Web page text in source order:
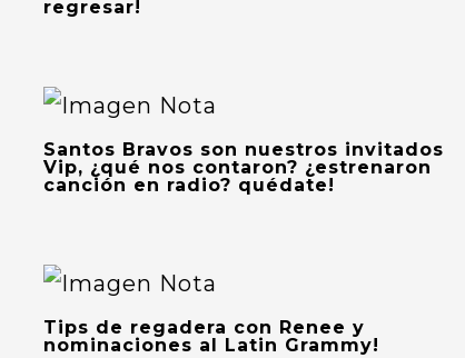
regresar!
Santos Bravos son nuestros invitados
Vip, ¿qué nos contaron? ¿estrenaron
canción en radio? quédate!
Tips de regadera con Renee y
nominaciones al Latin Grammy!